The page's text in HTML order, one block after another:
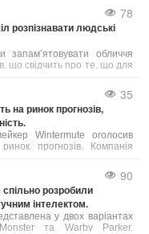
та інтелектуальними
нові можливості для
78
розпізнавати людські
запам’ятовувати обличчя
що свідчить про те, що для
35
на ринок прогнозів,
Wintermute оголосив
прогнозів. Компанія
котирування для
провідних платформах. 90
розробили
інтелектом.
у двох варіантах
та Warby Parker.